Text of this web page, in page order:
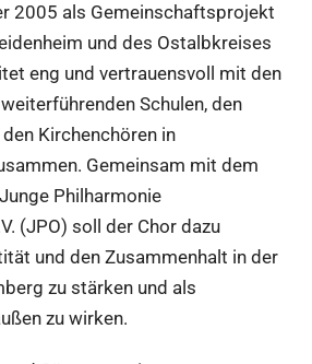
2005 als Gemeinschaftsprojekt
und des Ostalbkreises
eng und vertrauensvoll mit den
Schulen, den
Kirchenchören in
Gemeinsam mit dem
Philharmonie
(JPO) soll der Chor dazu
und den Zusammenhalt in der
zu stärken und als
zu wirken.